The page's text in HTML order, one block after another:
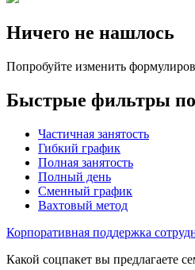
Ничего не нашлось
Попробуйте изменить
Быстрые фильтры
Частичная занятость
Гибкий график
Полная занятость
Полный день
Сменный график
Вахтовый метод
Корпоративная поддержка
Какой соцпакет вы предлагаете